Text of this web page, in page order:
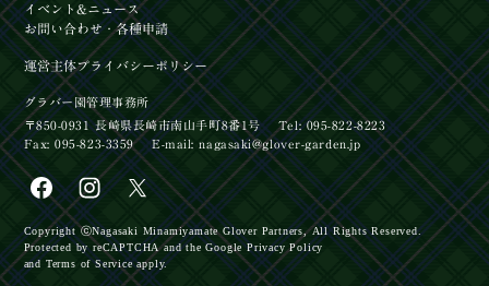
【イベント】長崎居留地まつり2026開催！
【イベント】8/16開催‼第3日曜日×長崎市民入園
料無料デー
【お知らせ】長崎の魅力を詰め込んだカプセルトイ
イベント &ニュース
お問い合わせ・各種申請
運営主体プライバシーポリシー
グラバー園管理事務所
〒850-0931 長崎県長崎市南山手町8番1号 Tel: 095-822-8223
Fax: 095-823-3359 E-mail:nagasaki@glover-garden.jp
Copyright ⓒNagasaki Minamiyamate Glover Partners,All Rights Reserved.
Protected by reCAPTCHAand the GooglePrivacy Policy
and Terms of Serviceapply.